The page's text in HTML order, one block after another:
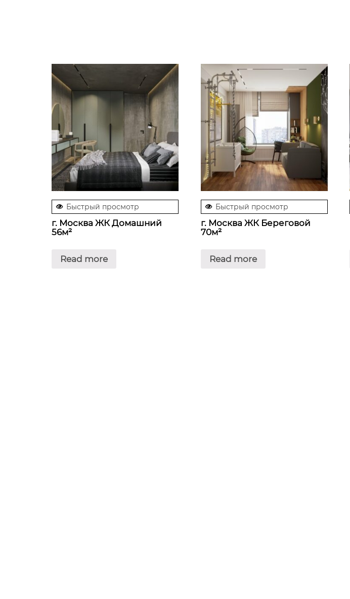
Быстрый просмотр
г. Москва ЖК Домашний
56м²
Read more
Быстрый просмотр
г. Москва ЖК Береговой
70м²
Read more